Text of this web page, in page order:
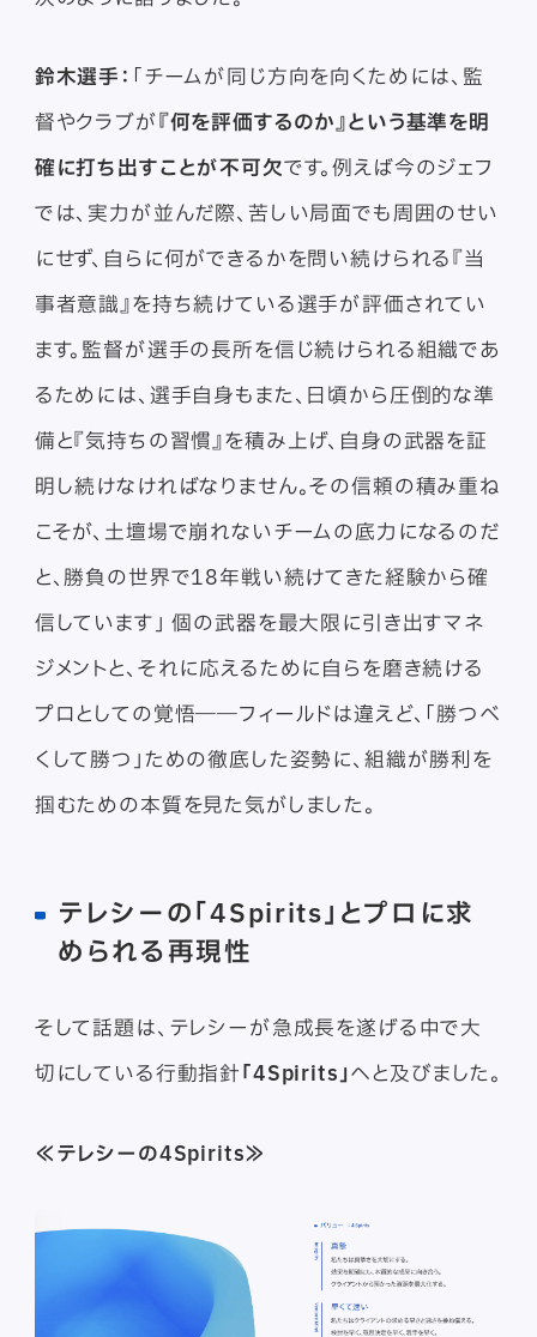
鈴木選手： 「チームが同じ方向を向くためには、監
督やクラブが 『何を評価するのか』という基準を明
確に打ち出すことが不可欠です。例えば今のジェフ
では、実力が並んだ際、苦しい局面でも周囲のせい
にせず、自らに何ができるかを問い続けられる『当
事者意識』を持ち続けている選手が評価されてい
ます。監督が選手の長所を信じ続けられる組織であ
るためには、選手自身もまた、日頃から圧倒的な準
備と『気持ちの習慣』を積み上げ、自身の武器を証
明し続けなければなりません。その信頼の積み重ね
こそが、土壇場で崩れないチームの底力になるのだ
と、勝負の世界で18年戦い続けてきた経験から確
信しています」 個の武器を最大限に引き出すマネ
ジメントと、それに応えるために自らを磨き続ける
プロとしての覚悟――フィールドは違えど、「勝つべ
くして勝つ」ための徹底した姿勢に、組織が勝利を
掴むための本質を見た気がしました。
テレシーの「4Spirits」とプロに求
められる再現性
そして話題は、テレシーが急成長を遂げる中で大
切にしている行動指針 「4Spirits」へと及びました。
≪テレシーの4Spirits≫